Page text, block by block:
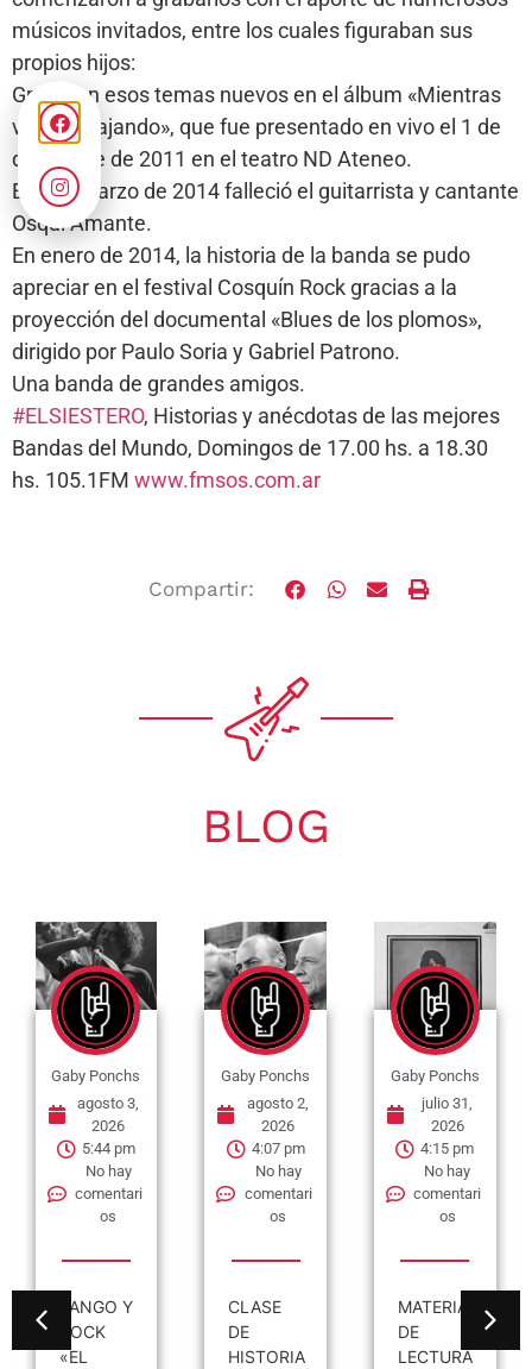
músicos invitados, entre los cuales figuraban sus
propios hijos:
Grabaron esos temas nuevos en el álbum «Mientras
vamos viajando», que fue presentado en vivo el 1 de
diciembre de 2011 en el teatro ND Ateneo.
El 6 de marzo de 2014 falleció el guitarrista y cantante
Osqui Amante.
En enero de 2014, la historia de la banda se pudo
apreciar en el festival Cosquín Rock gracias a la
proyección del documental «Blues de los plomos»,
dirigido por Paulo Soria y Gabriel Patrono.
Una banda de grandes amigos.
#ELSIESTERO, Historias y anécdotas de las mejores
Bandas del Mundo, Domingos de 17.00 hs. a 18.30
hs. 105.1FM www.fmsos.com.ar
Compartir:
BLOG
Gaby Ponchs
agosto 3,
2026
5:44 pm
No hay
comentari
os
TANGO Y
ROCK
«EL
Gaby Ponchs
agosto 2,
2026
4:07 pm
No hay
comentari
os
CLASE
DE
HISTORIA
Gaby Ponchs
julio 31,
2026
4:15 pm
No hay
comentari
os
MATERIAL
DE
LECTURA